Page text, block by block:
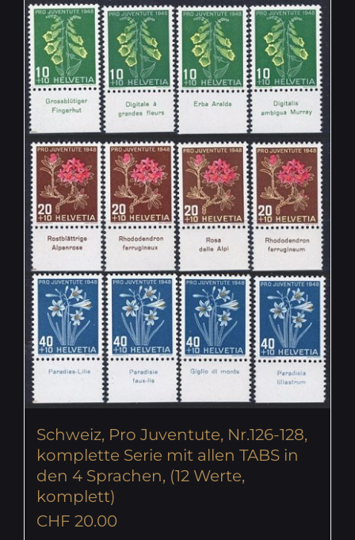
Schweiz, Pro Juventute, Nr.126-128,
komplette Serie mit allen TABS in
den 4 Sprachen, (12 Werte,
komplett)
CHF 20.00